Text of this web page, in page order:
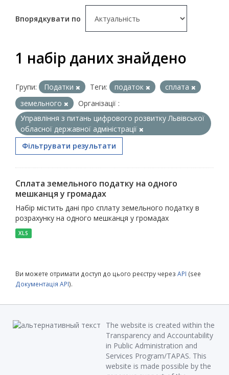
Впорядкувати по
1 набір даних знайдено
Групи: Податки Теги: податок
сплата
земельного
Організації :
Управління з питань цифрового розвитку Львівської
обласної державної адміністрації
Фільтрувати результати
Сплата земельного податку на одного
мешканця у громадах
Набір містить дані про сплату земельного податку в
розрахунку на одного мешканця у громадах
XLS
Ви можете отримати доступ до цього реєстру через API (see
Документація API).
The website is created within the
Transparency and Accountability
in Public Administration and
Services Program/TAPAS. This
website is made possible by the